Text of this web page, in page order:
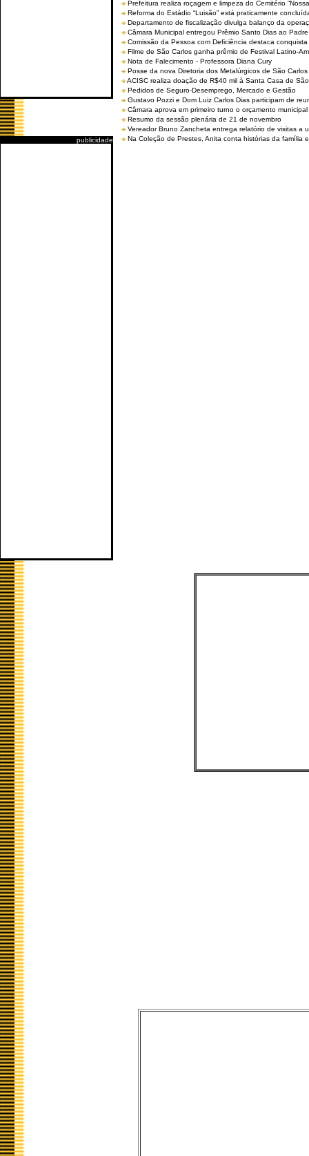
publicidade
Prefeitura realiza roçagem e limpeza do Cemitério
Reforma do Estádio “Luisão” está praticamente
Departamento de fiscalização divulga balanço da
Câmara Municipal entregou Prêmio Santo Dias ao
Comissão da Pessoa com Deficiência destaca
Filme de São Carlos ganha prêmio de Festival Latino-
Nota de Falecimento - Professora Diana Cury
Posse da nova Diretoria dos Metalúrgicos de São
ACISC realiza doação de R$40 mil à Santa Casa de
Pedidos de Seguro-Desemprego, Mercado e Gestão
Gustavo Pozzi e Dom Luiz Carlos Dias participam de
Câmara aprova em primeiro turno o orçamento
Resumo da sessão plenária de 21 de novembro
Vereador Bruno Zancheta entrega relatório de visitas a
Na Coleção de Prestes, Anita conta histórias da família